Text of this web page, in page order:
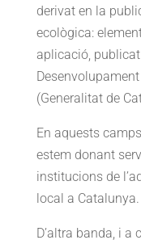
derivat en la
ecològica:
aplicació,
(Generalitat de
En aquests
estem donant
institucions de
local a Catalunya.
D’altra banda, i a